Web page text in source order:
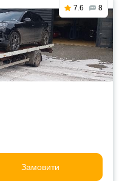
7.6 8
Замовити